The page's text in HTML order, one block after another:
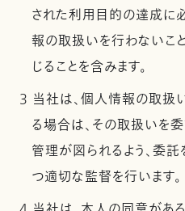
された利用目的の達成に
報の取扱いを行わないこ
じることを含みます。
3 当社は、個人情報の取扱
る場合は、その取扱いを
管理が図られるよう、委
つ適切な監督を行います。